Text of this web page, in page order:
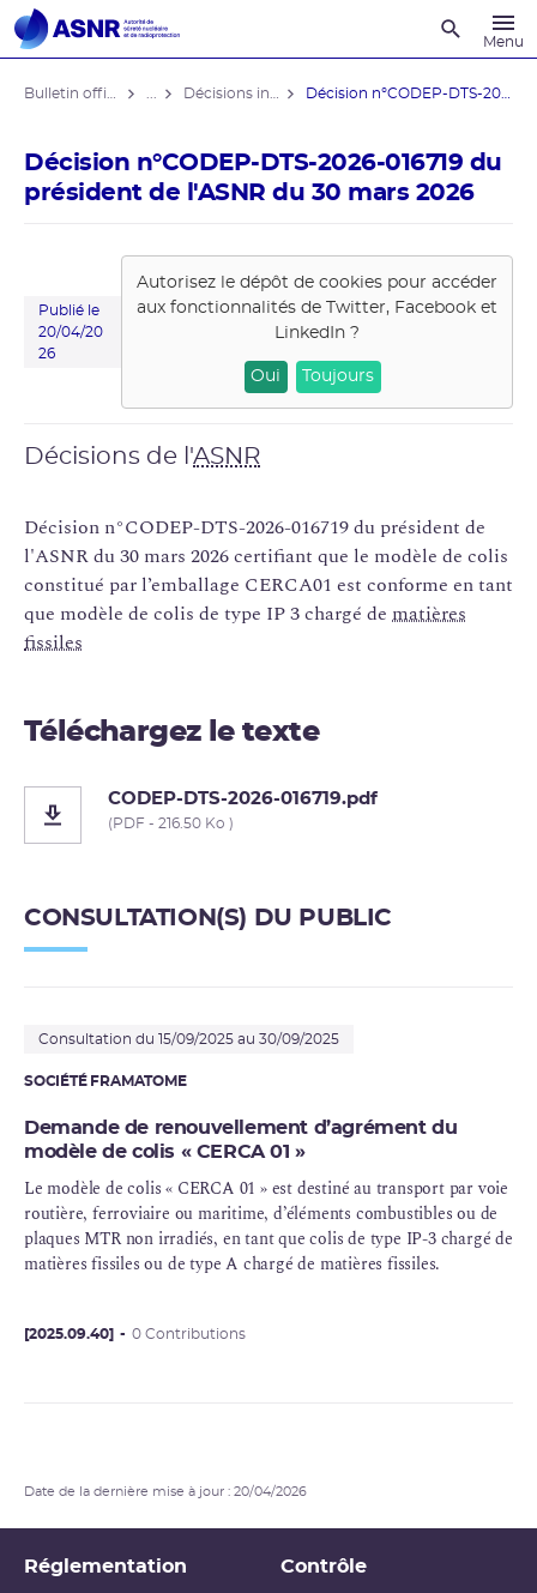
Menu
Décision n°CODEP-DTS-2026-016719 du
président de l'ASNR du 30 mars 2026
Publié le
20/04/20
26
Autorisez le dépôt de cookies pour accéder
aux fonctionnalités de Twitter, Facebook et
LinkedIn?
Oui Toujours
Décisions de l'ASNR
Décision n°CODEP-DTS-2026-016719 du président de
l'ASNR du 30 mars 2026 certifiant que le modèle de colis
constitué par l’emballage CERCA01 est conforme en tant
que modèle de colis de type IP 3 chargé de matières
fissiles
Téléchargez le texte
CODEP-DTS-2026-016719.pdf
(PDF - 216.50 Ko )
CONSULTATION(S) DU PUBLIC
Consultation du 15/09/2025 au 30/09/2025
SOCIÉTÉ FRAMATOME
Demande de renouvellement d’agrément du
modèle de colis « CERCA 01 »
Le modèle de colis « CERCA 01 » est destiné au transport par voie
routière, ferroviaire ou maritime, d’éléments combustibles ou de
plaques MTR non irradiés, en tant que colis de type IP-3 chargé de
matières fissiles ou de type A chargé de matières fissiles.
[2025.09.40] 0 Contributions
Date de la dernière mise à jour : 20/04/2026
Réglementation Contrôle